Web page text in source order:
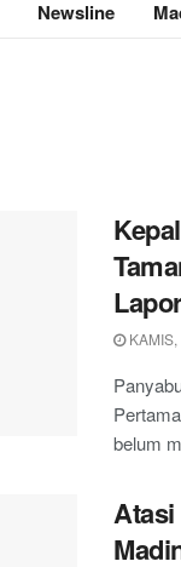
Newsline
KAMIS,
belum